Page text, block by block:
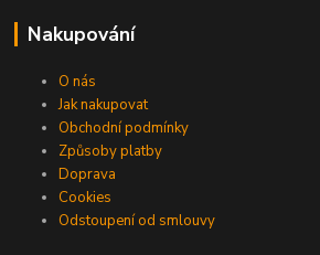
Nakupování
O nás
Jak nakupovat
Obchodní podmínky
Způsoby platby
Doprava
Cookies
Odstoupení od smlouvy